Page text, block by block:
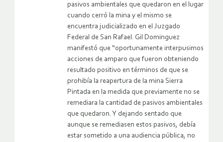
pasivos ambientales que quedaron en el lugar
cuando cerró la mina y el mismo se
encuentra judicializado en el Juzgado
Federal de San Rafael. Gil Dominguez
manifestó que “oportunamente interpusimos
acciones de amparo que fueron obteniendo
resultado positivo en términos de que se
prohibía la reapertura de la mina Sierra
Pintada en la medida que previamente no se
remediara la cantidad de pasivos ambientales
que quedaron. Y dejando sentado que
aunque se remediasen estos pasivos, debía
estar sometido a una audiencia pública, no